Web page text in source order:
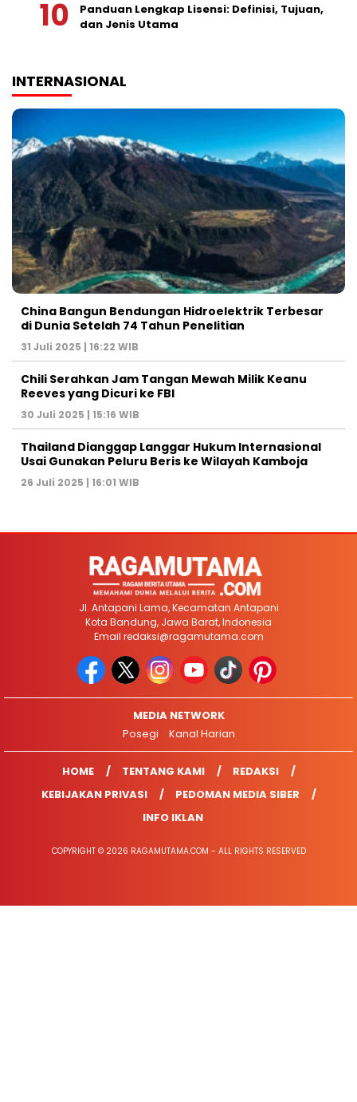
Panduan Lengkap Lisensi: Definisi, Tujuan,
dan Jenis Utama
INTERNASIONAL
China Bangun Bendungan Hidroelektrik Terbesar
di Dunia Setelah 74 Tahun Penelitian
31 Juli 2025 | 16:22 WIB
Chili Serahkan Jam Tangan Mewah Milik Keanu
Reeves yang Dicuri ke FBI
30 Juli 2025 | 15:16 WIB
Thailand Dianggap Langgar Hukum Internasional
Usai Gunakan Peluru Beris ke Wilayah Kamboja
26 Juli 2025 | 16:01 WIB
Jl. Antapani Lama, Kecamatan Antapani
Kota Bandung, Jawa Barat, Indonesia
Email redaksi@ragamutama.com
MEDIA NETWORK
Posegi
Kanal Harian
HOME TENTANG KAMI
REDAKSI
KEBIJAKAN PRIVASI
PEDOMAN MEDIA SIBER
INFO IKLAN
COPYRIGHT © 2026 RAGAMUTAMA.COM - ALL RIGHTS RESERVED